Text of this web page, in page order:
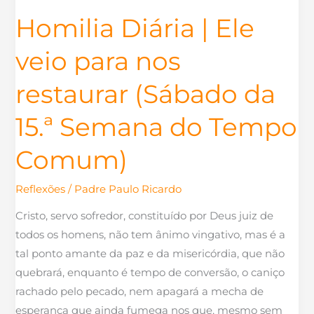
Homilia Diária | Ele
veio para nos
restaurar (Sábado da
15.ª Semana do Tempo
Comum)
Reflexões / Padre Paulo Ricardo
Cristo, servo sofredor, constituído por Deus juiz de
todos os homens, não tem ânimo vingativo, mas é a
tal ponto amante da paz e da misericórdia, que não
quebrará, enquanto é tempo de conversão, o caniço
rachado pelo pecado, nem apagará a mecha de
esperança que ainda fumega nos que, mesmo sem
da
15.ª
Semana
do
Tempo